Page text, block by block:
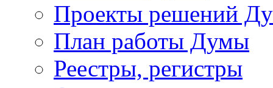
Проекты решений
План работы Думы
Реестры, регистры